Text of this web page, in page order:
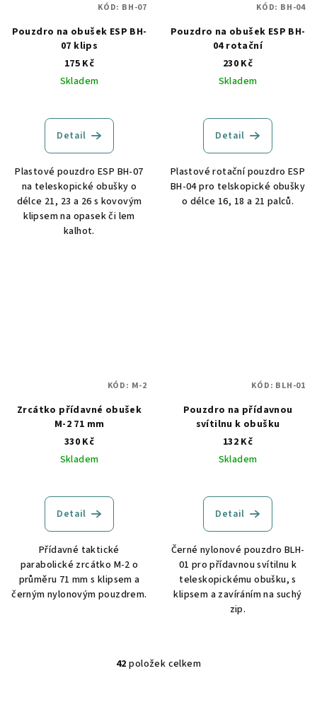
Pouzdro na obušek ESP BH-
07 klips
175 Kč
Skladem
Detail
Plastové pouzdro ESP BH-07
na teleskopické obušky o
délce 21, 23 a 26 s kovovým
klipsem na opasek či lem
kalhot.
KÓD: BH-07
Pouzdro na obušek ESP BH-
04 rotační
230 Kč
Skladem
Detail
Plastové rotační pouzdro ESP
BH-04 pro telskopické obušky
o délce 16, 18 a 21 palců.
KÓD: BH-04
Zrcátko přídavné obušek
M-2 71 mm
330 Kč
Skladem
Detail
Přídavné taktické
parabolické zrcátko M-2 o
průměru 71 mm s klipsem a
černým nylonovým pouzdrem.
KÓD: M-2
Pouzdro na přídavnou
svítilnu k obušku
132 Kč
Skladem
Detail
Černé nylonové pouzdro BLH-
01 pro přídavnou svítilnu k
teleskopickému obušku, s
klipsem a zavíráním na suchý
zip.
KÓD: BLH-01
O
42 položek celkem